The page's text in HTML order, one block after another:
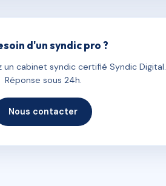
d'un syndic pro ?
un cabinet syndic certifié Syndic Digital.
Réponse sous 24h.
Nous contacter